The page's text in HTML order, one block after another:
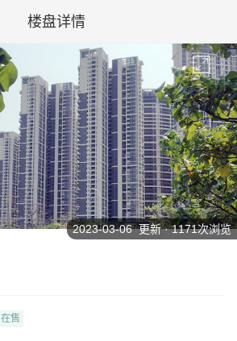
楼盘详情
在售
2023-03-06 更新 · 1171次浏览